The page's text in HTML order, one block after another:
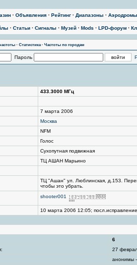
· Объявления · Рейтинг · Диапазоны · Аэродромы
· Статьи · Сигналы · Музей · Mods · LPD-форум ·
· Статистика· Частоты по городам
Пароль
433.3000 МГц
7 марта 2006
Москва
NFM
Голос
Сухопутная подвижная
ТЦ АШАН Марьино
ТЦ "Ашан" ул. Люблинская, д.153.
чтобы это убрать.
shooter001
10 марта 2006 12:05;
6
27
анонимы